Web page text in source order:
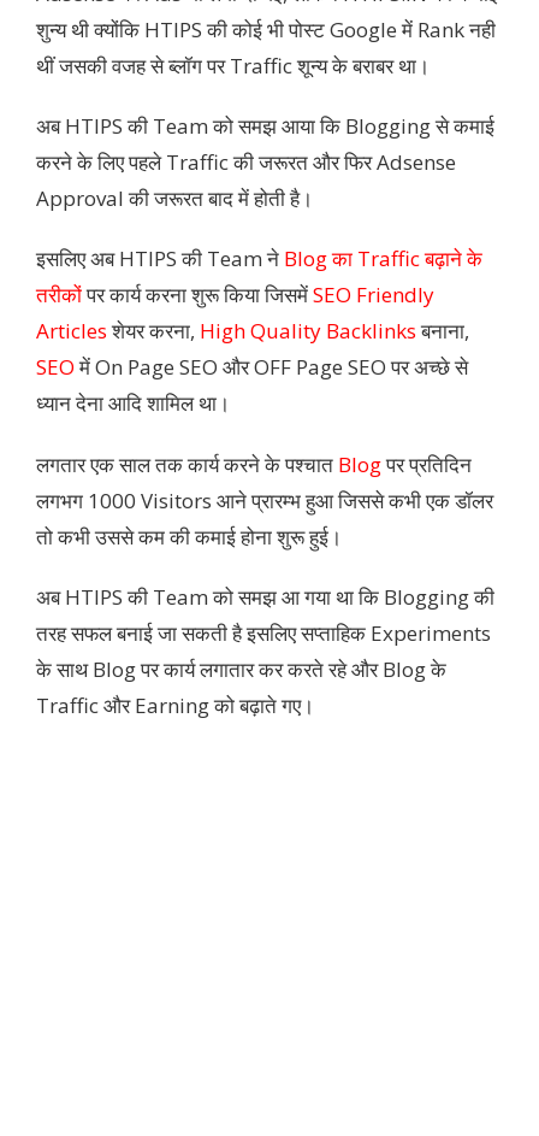
शुन्य थी क्योंकि HTIPS की कोई भी पोस्ट Google में Rank नही
थीं जसकी वजह से ब्लॉग पर Traffic शून्य के बराबर था।
अब HTIPS की Team को समझ आया कि Blogging से कमाई
करने के लिए पहले Traffic की जरूरत और फिर Adsense
Approval की जरूरत बाद में होती है।
इसलिए अब HTIPS की Team ने Blog का Traffic बढ़ाने के
तरीकोंपर कार्य करना शुरू किया जिसमेंSEO Friendly
Articlesशेयर करना, High Quality Backlinksबनाना,
SEOमें On Page SEO और OFF Page SEO पर अच्छे से
ध्यान देना आदि शामिल था।
लगतार एक साल तक कार्य करने के पश्चात Blogपर प्रतिदिन
लगभग 1000 Visitors आने प्रारम्भ हुआ जिससे कभी एक डॉलर
तो कभी उससे कम की कमाई होना शुरू हुई।
अब HTIPS की Team को समझ आ गया था कि Blogging की
तरह सफल बनाई जा सकती है इसलिए सप्ताहिक Experiments
के साथ Blog पर कार्य लगातार कर करते रहे और Blog के
Traffic और Earning को बढ़ाते गए।